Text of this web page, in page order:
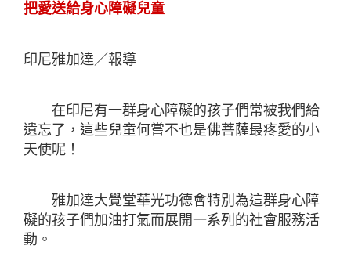
把愛送給身心障礙兒童
印尼雅加達／報導
在印尼有一群身心障礙的孩子們常被我們給
遺忘了，這些兒童何嘗不也是佛菩薩最疼愛的小
天使呢！
雅加達大覺堂華光功德會特別為這群身心障
礙的孩子們加油打氣而展開一系列的社會服務活
動。